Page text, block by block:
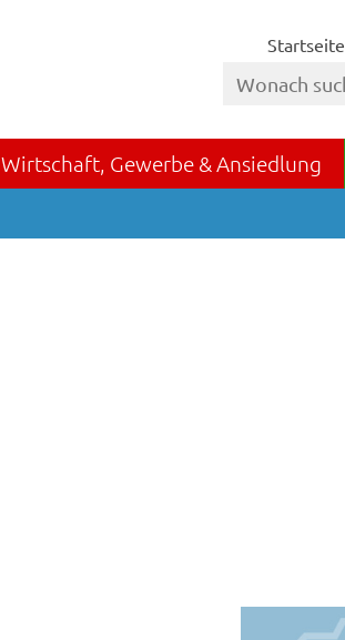
Startseite
Wirtschaft, Gewerbe & Ansiedlung